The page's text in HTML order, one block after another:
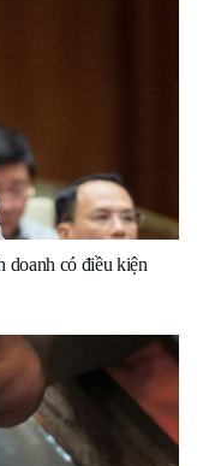
doanh có điều kiện